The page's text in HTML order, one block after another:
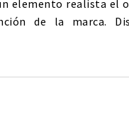
elemento realista el
de la marca.